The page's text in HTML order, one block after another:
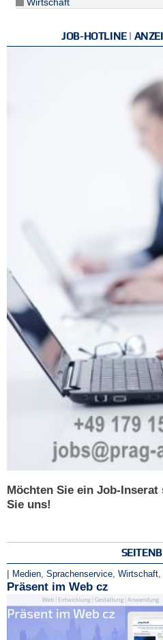
JOB-HOTLINE |
Möchten Sie ein Job-
Sie uns!
| Medien, Sprachenservice, Wirtschaft,
Präsent im Web cz